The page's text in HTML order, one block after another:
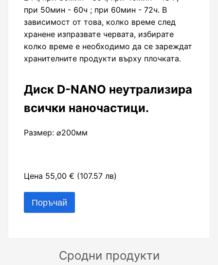
при 50мин - 60ч ; при 60мин - 72ч. В
зависимост от това, колко време след
хранене изпразвате червата, избирате
колко време е необходимо да се зареждат
хранителните продукти върху плочката.
Диск D-NANO неутрализира
всички наночастици.
Размер: ⌀200мм
Цена 55,00 € (107.57 лв)
Сродни продукти